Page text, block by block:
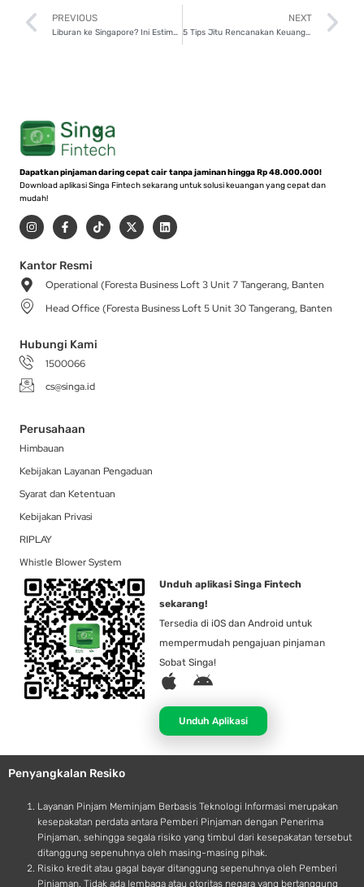
Prev
PREVIOUS
Liburan ke Singapore? Ini Estimasi Biayanya, 10 Juta Cukup!
NEXT
5 Tips Jitu Rencanakan Keuangan untuk Pendidikan Anak di Luar Negeri!
Dapatkan pinjaman daring cepat cair tanpa jaminan hingga Rp 48.000.000!
Download aplikasi Singa Fintech sekarang untuk solusi keuangan yang cepat dan
mudah!
I
n
s
a
g
r
a
m
F
a
c
b
o
-
T
i
k
X
-
t
t
r
L
i
n
i
Kantor Resmi
Operational (Foresta Business Loft 3 Unit 7 Tangerang, Banten
Head Office (Foresta Business Loft 5 Unit 30 Tangerang, Banten
Hubungi Kami
1500066
cs@singa.id
Perusahaan
Himbauan
Kebijakan Layanan Pengaduan
Syarat dan Ketentuan
Kebijakan Privasi
RIPLAY
Whistle Blower System
Unduh aplikasi Singa Fintech
sekarang!
Tersedia di iOS dan Android untuk
mempermudah pengajuan pinjaman
Sobat Singa!
A
p
l
e
A
d
r
o
d
Unduh Aplikasi
Penyangkalan Resiko
Layanan Pinjam Meminjam Berbasis Teknologi Informasi merupakan
kesepakatan perdata antara Pemberi Pinjaman dengan Penerima
Pinjaman, sehingga segala risiko yang timbul dari kesepakatan tersebut
ditanggung sepenuhnya oleh masing-masing pihak.
Risiko kredit atau gagal bayar ditanggung sepenuhnya oleh Pemberi
Pinjaman. Tidak ada lembaga atau otoritas negara yang bertanggung